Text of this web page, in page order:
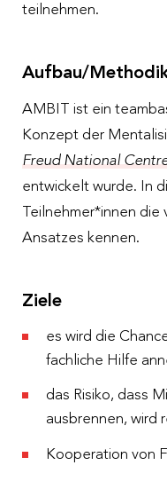
teilnehmen.
Aufbau/
AMBIT ist ein
Konzept der
Freud National
entwickelt wurde. In
Teilnehmer*innen
Ansatzes kennen.
Ziele
es wird die
fachliche Hilfe
das Risiko, dass
ausbrennen, wird
Kooperation von